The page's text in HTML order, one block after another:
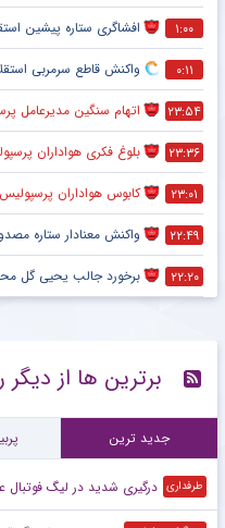
۱:۰۰ افشاگری ستاره پیشین استقلال
۰:۱۱ واکنش قاطع سرمربی
۲۳:۵۴ اتهام سنگین مدیرعامل
۲۳:۳۶ بلوغ فکری هواداران پرسپولیس پس از پنج
۲۳:۰۱ کابوس هواداران
۲۲:۴۹ واکنش معنادار ستاره
۲۲:۲۰ برخورد جالب یحیی گل محمدی
برترین ها از
جدید ترین
طرفداری درگیری شدید در لیگ فوتبال